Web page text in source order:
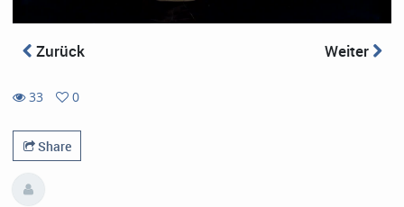
Zurück Weiter
33
views
0
favorites
Share